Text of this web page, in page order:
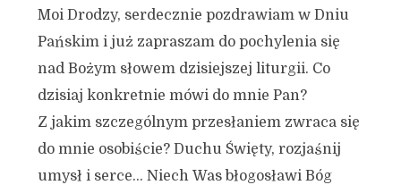
Moi Drodzy, serdecznie pozdrawiam w Dniu
Pańskim i już zapraszam do pochylenia się
nad Bożym słowem dzisiejszej liturgii. Co
dzisiaj konkretnie mówi do mnie Pan?
Z jakim szczególnym przesłaniem zwraca się
do mnie osobiście? Duchu Święty, rozjaśnij
umysł i serce… Niech Was błogosławi Bóg